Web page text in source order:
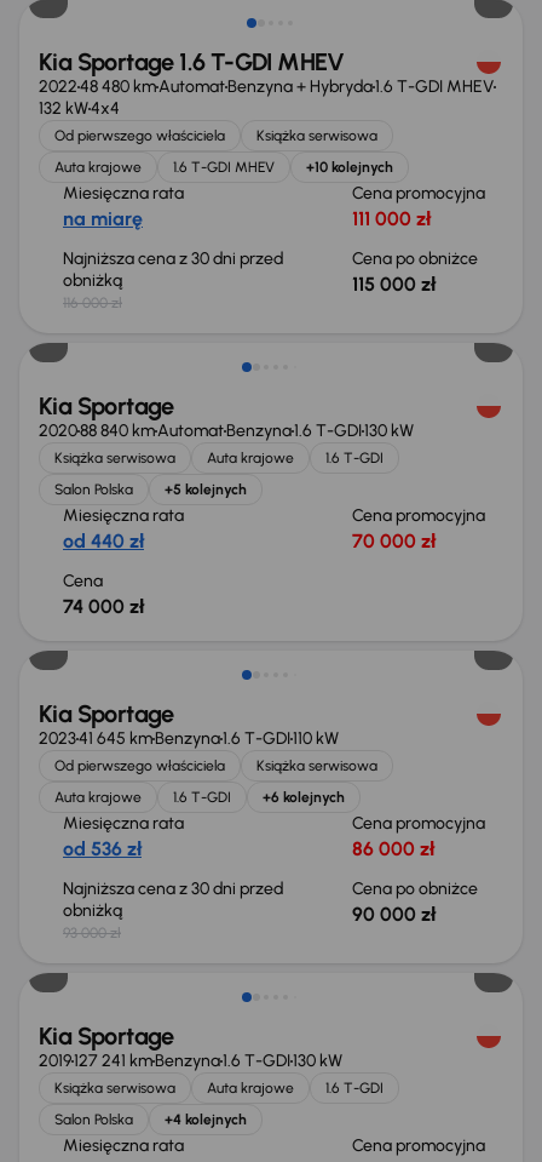
Kia Sportage 1.6 T-GDI MHEV
202248 480 kmAutomatBenzyna + Hybryda1.6 T-GDI MHEV
132 kW4x4
Od pierwszego właściciela
Książka serwisowa
Auta krajowe
1.6 T-GDI MHEV +10 kolejnych
Miesięczna rata
na miarę
Cena promocyjna
111 000 zł
Najniższa cena z 30 dni przed
obniżką
116 000 zł
Cena po obniżce
115 000 zł
Kia Sportage
202088 840 kmAutomatBenzyna1.6 T-GDI130 kW
Książka serwisowa Auta krajowe
1.6 T-GDI
Salon Polska
+5 kolejnych
Miesięczna rata
od 440 zł
Cena promocyjna
70 000 zł
Cena
74 000 zł
Kia Sportage
202341 645 kmBenzyna1.6 T-GDI110 kW
Od pierwszego właściciela
Książka serwisowa
Auta krajowe
1.6 T-GDI +6 kolejnych
Miesięczna rata
od 536 zł
Cena promocyjna
86 000 zł
Najniższa cena z 30 dni przed
obniżką
93 000 zł
Cena po obniżce
90 000 zł
Taniej o 500 zł
Kia Sportage
2019127 241 kmBenzyna1.6 T-GDI130 kW
Książka serwisowa Auta krajowe
1.6 T-GDI
Salon Polska
+4 kolejnych
Miesięczna rata Cena promocyjna